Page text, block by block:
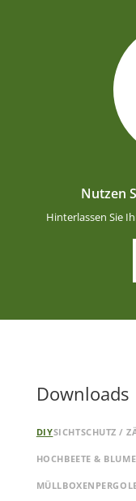
Nutzen
Hinterlassen Sie
Downloads
DIYSICHTSCHUTZ /
HOCHBEETE &
MÜLLBOXEN